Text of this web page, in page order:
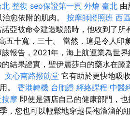
北 整復 seo保證第一頁 外燴 臺北 由
愈依附的肌肉。 按摩師證照班 西
亞被命令建造駁船時，他收到了所
五十寬，三十。 當然，這是令人印
報告，2021年，海上航運業為世
結果證實，聖伊麗莎白的藥水在
文心南路撥筋堂 它有助於更​​快地吸
。 香港轉機 台胞證 經絡課程 中醫
按摩 即使是酒店自己的健康部門，
，您也可以輕鬆地穿越長袍溜溜的